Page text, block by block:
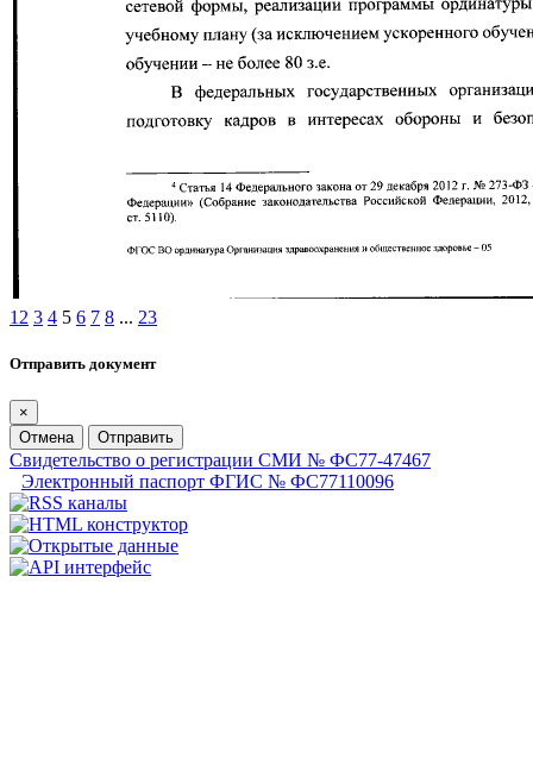
1 2 3 4 5 6 7 8 ... 23
Отправить документ
×
Отмена
Отправить
Свидетельство о регистрации СМИ № ФС77-47467
Электронный паспорт ФГИС № ФС77110096